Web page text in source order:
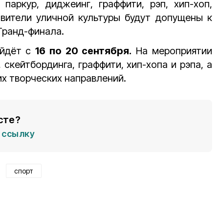
паркур, диджеинг, граффити, рэп, хип-хоп,
уличной культуры будут допущены к
финала.
с16 по 20 сентября. На мероприятии
граффити, хип-хопа и рэпа, а
творческих направлений.
ссылку
спорт